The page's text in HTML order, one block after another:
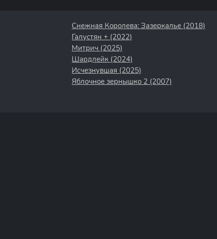
Снежная Королева: Зазеркалье (2018)
Галустян + (2022)
Митрич (2025)
Шардлейк (2024)
Исчезнувшая (2025)
Яблочное зернышко 2 (2007)